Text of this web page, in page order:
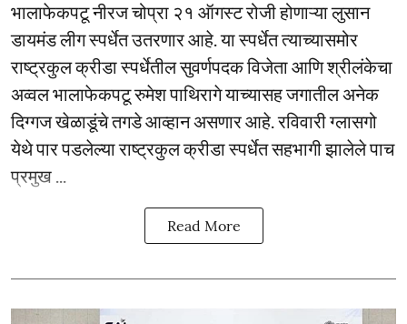
भालाफेकपटू नीरज चोप्रा २१ ऑगस्ट रोजी होणाऱ्या लुसान
डायमंड लीग स्पर्धेत उतरणार आहे. या स्पर्धेत त्याच्यासमोर
राष्ट्रकुल क्रीडा स्पर्धेतील सुवर्णपदक विजेता आणि श्रीलंकेचा
अव्वल भालाफेकपटू रुमेश पाथिरागे याच्यासह जगातील अनेक
दिग्गज खेळाडूंचे तगडे आव्हान असणार आहे. रविवारी ग्लासगो
येथे पार पडलेल्या राष्ट्रकुल क्रीडा स्पर्धेत सहभागी झालेले पाच
प्रमुख ...
Read More